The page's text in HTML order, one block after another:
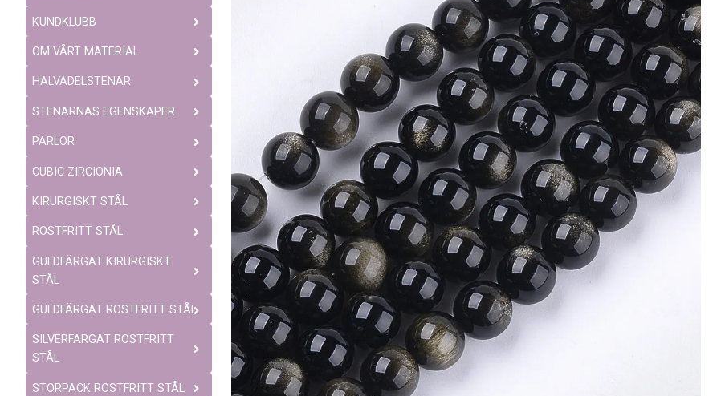
KUNDKLUBB
OM VÅRT MATERIAL
HALVÄDELSTENAR
STENARNAS EGENSKAPER
PÄRLOR
CUBIC ZIRCIONIA
KIRURGISKT STÅL
ROSTFRITT STÅL
GULDFÄRGAT KIRURGISKT
STÅL
GULDFÄRGAT ROSTFRITT STÅL
SILVERFÄRGAT ROSTFRITT
STÅL
STORPACK ROSTFRITT STÅL